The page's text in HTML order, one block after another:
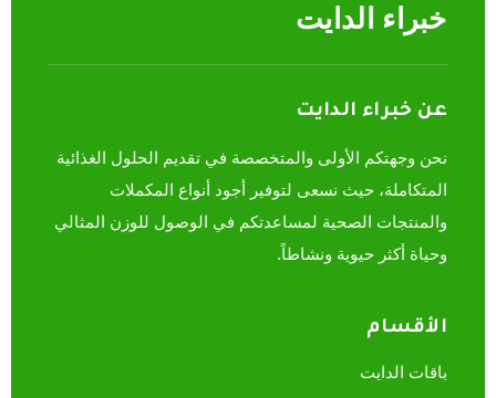
خبراء الدايت
عن خبراء الدايت
نحن وجهتكم الأولى والمتخصصة في تقديم الحلول الغذائية
المتكاملة، حيث نسعى لتوفير أجود أنواع المكملات
والمنتجات الصحية لمساعدتكم في الوصول للوزن المثالي
وحياة أكثر حيوية ونشاطاً.
الأقسام
باقات الدايت